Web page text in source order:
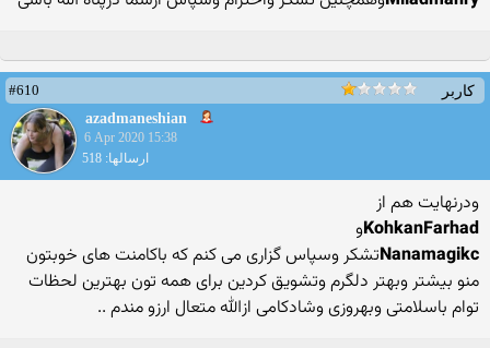
کاربر
#610
azadmaneshian
6 Apr 2020 15:38
ارسالها: 518
ودرنهایت هم از
KohkanFarhadو
Nanamagikcتشکر وسپاس گزاری می کنم که باکامنت های خوبتون
منو بیشتر وبهتر دلگرم وتشویق کردین برای همه تون بهترین لحظات
توام باسلامتی وبهروزی وشادکامی ازالله متعال ارزو مندم ..